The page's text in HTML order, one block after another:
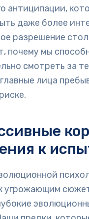
антиципации,
даже более
разрешение
почему мы
смотреть за
лица
к
угрожающим